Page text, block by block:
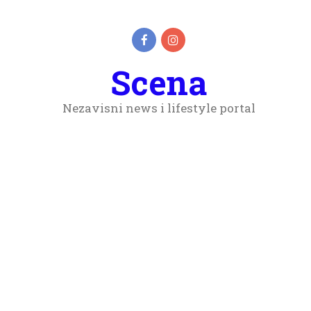
Scena
Nezavisni news i lifestyle portal